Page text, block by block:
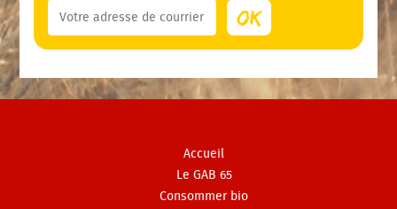
Accueil
Le GAB 65
Consommer bio